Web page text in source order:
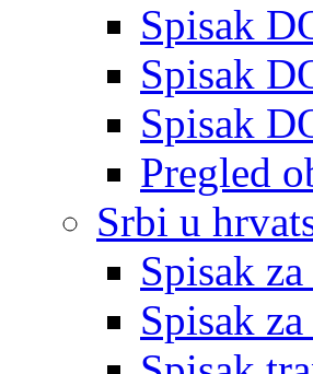
Spisak
Spisak
Spisak
Pregled
Srbi u
Spisak
Spisak